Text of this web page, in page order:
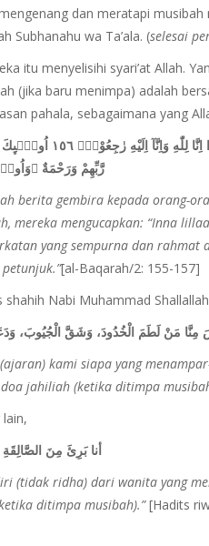
dan meratapi
Subhanahu wa Ta’ala. (selesai
itu menyelisihi syari’at Allah.
(jika baru menimpa) adalah
pahala, sebagaimana yang
وَبَشِّرِ الصّٰبِرِيْنَ ١٥٥ اَلَّذِيْنَ اِذَآ
رَّبِّهِمْ وَرَحْمَةٌ
berita gembira kepada orang-
mereka mengucapkan: “Inna
yang sempurna dan
[al-Baqarah/2: 155-157]
Nabi Muhammad
مِنَّا مَنْ لَطَمَ الْخُدُودَ، وَشَقَّ الْجُيُوبَ،
kami siapa yang
jahiliah (ketika ditimpa
lain,
أنا بَرِئَ مِنَ الصَّالِقَةِ
(tidak ridha) dari wanita yang
ditimpa musibah).”[Hadits